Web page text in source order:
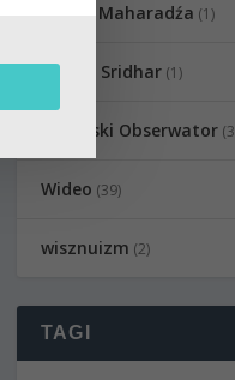
Sadhu Maharadźa (1)
Swami Sridhar(1)
Wedyjski Obserwator
Wideo (39)
wisznuizm (2)
TAGI